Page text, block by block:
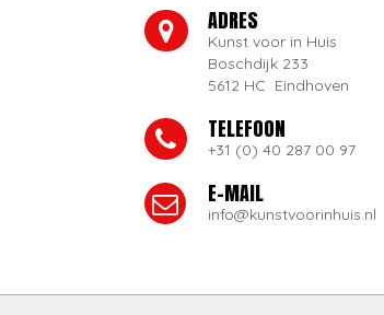
ADRES
Kunst voor in Huis
Boschdijk 233
5612 HC Eindhoven
TELEFOON
+31 (0) 40 287 00 97
E-MAIL
info@kunstvoorinhuis.nl